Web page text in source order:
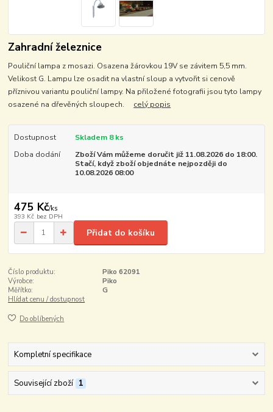
Zahradní železnice
Pouliční lampa z mosazi. Osazena žárovkou 19V se závitem 5,5 mm.
Velikost G. Lampu lze osadit na vlastní sloup a vytvořit si cenově
příznivou variantu pouliční lampy. Na přiložené fotografii jsou tyto lampy
osazené na dřevěných sloupech. celý popis
Dostupnost
Skladem 8 ks
Doba dodání
Zboží Vám můžeme doručit již 11.08.2026 do 18:00.
Stačí, když zboží objednáte nejpozději do
10.08.2026 08:00
475 Kč/ks
393 Kč bez DPH
Přidat do košíku
Číslo produktu:
Piko 62091
Výrobce:
Piko
Měřítko:
G
Hlídat cenu / dostupnost
Do oblíbených
Kompletní specifikace
Související zboží 1